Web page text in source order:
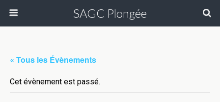
SAGC Plongée
« Tous les Évènements
Cet évènement est passé.